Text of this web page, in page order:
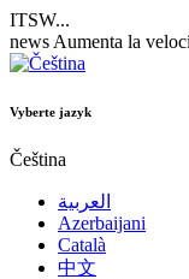
ITSW...
news Aumenta la
Vyberte jazyk
Čeština
العربية
Azerbaijani
Català
中文